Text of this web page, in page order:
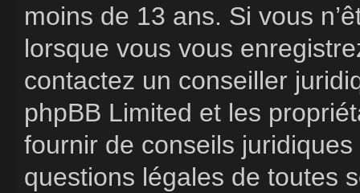
moins de 13 ans. Si vous
lorsque vous vous
contactez un conseiller
phpBB Limited et les
fournir de conseils
questions légales de toutes